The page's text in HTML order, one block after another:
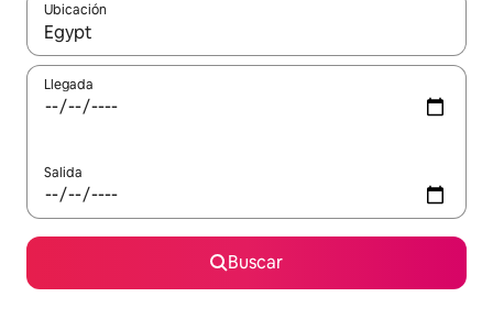
Ubicación
Cuando los resultados estén disponibles, podrás navegar
Llegada
Salida
Buscar